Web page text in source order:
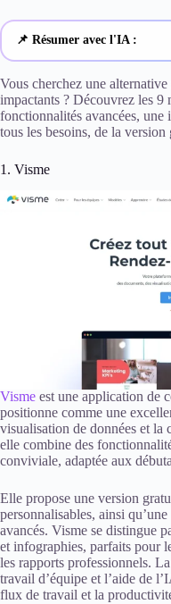
📌 Résumer avec l'IA :
Vous cherchez une
impactants ? Découvrez les 9
fonctionnalités avancées, une
tous les besoins, de la
1. Visme
Visme est une application de
positionne comme une
visualisation de données et la
elle combine des
conviviale, adaptée aux
Elle propose une version
personnalisables, ainsi
avancés. Visme se distingue
et infographies, parfaits pour
les rapports professionnels.
travail d’équipe et l’aide de
flux de travail et la